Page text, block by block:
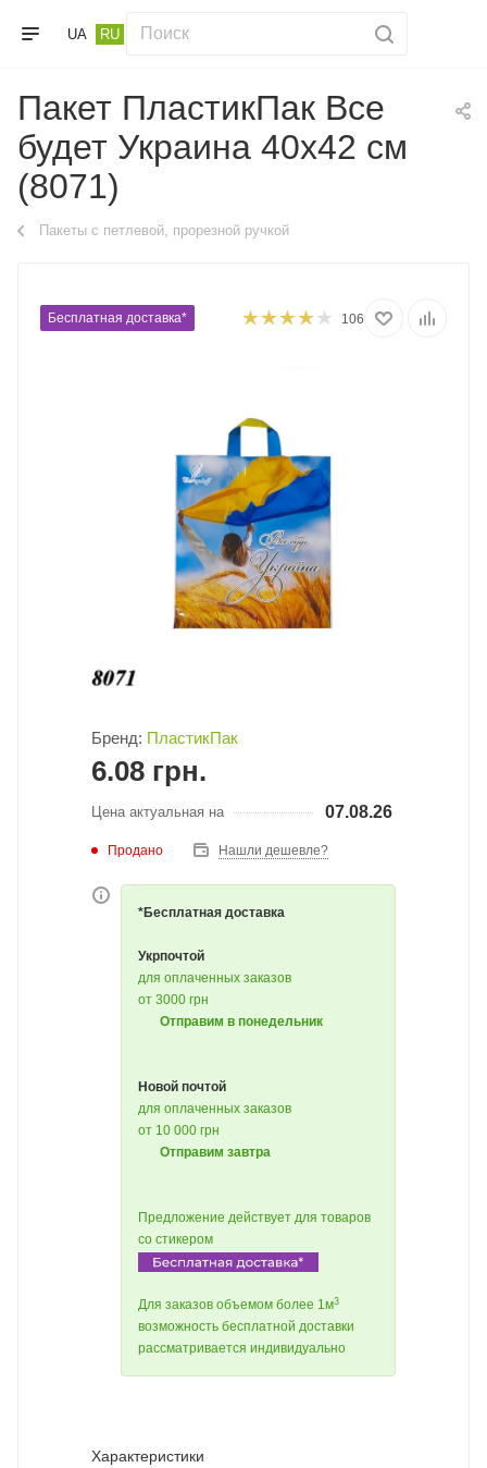
UA RU
Пакет ПластикПак Все
будет Украина 40х42 см
(8071)
Пакеты с петлевой, прорезной ручкой
Бесплатная доставка* 106
Бренд: ПластикПак
6.08 грн.
Цена актуальная на 07.08.26
Продано Нашли дешевле?
*Бесплатная доставка
Укрпочтой
для оплаченных заказов
от 3000 грн
Отправим в понедельник
Новой почтой
для оплаченных заказов
от 10 000 грн
Отправим завтра
Предложение действует для товаров
со стикером
Для заказов объемом более 1м3
возможность бесплатной доставки
рассматривается индивидуально
Характеристики